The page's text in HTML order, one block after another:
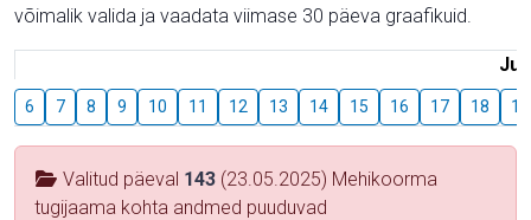
võimalik valida ja vaadata viimase 30 päeva graafikuid.
6 7 8 9 10 11 12 13 14 15 16 17 18 19
Valitud päeval 143 (23.05.2025) Mehikoorma
tugijaama kohta andmed puuduvad